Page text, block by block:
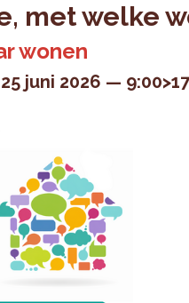
met welke
wonen
juni 2026